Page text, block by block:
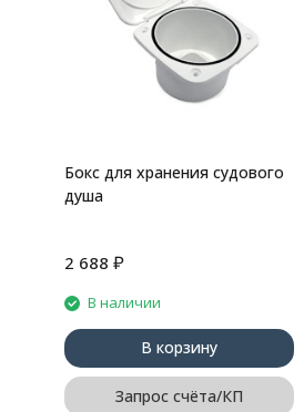
Бокс для хранения судового
душа
2 688 ₽
В наличии
В корзину
Запрос счёта/КП